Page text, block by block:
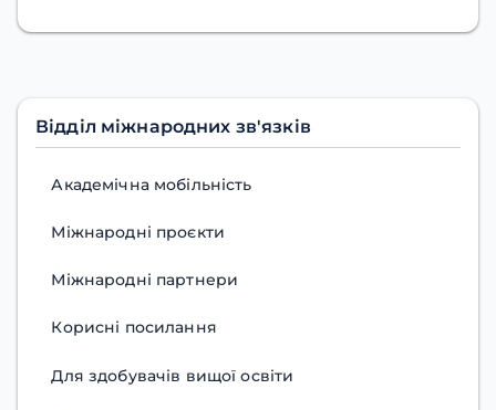
Відділ міжнародних зв'язків
Академічна мобільність
Міжнародні проєкти
Міжнародні партнери
Корисні посилання
Для здобувачів вищої освіти